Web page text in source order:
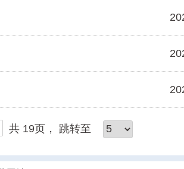
共 19页， 跳转至